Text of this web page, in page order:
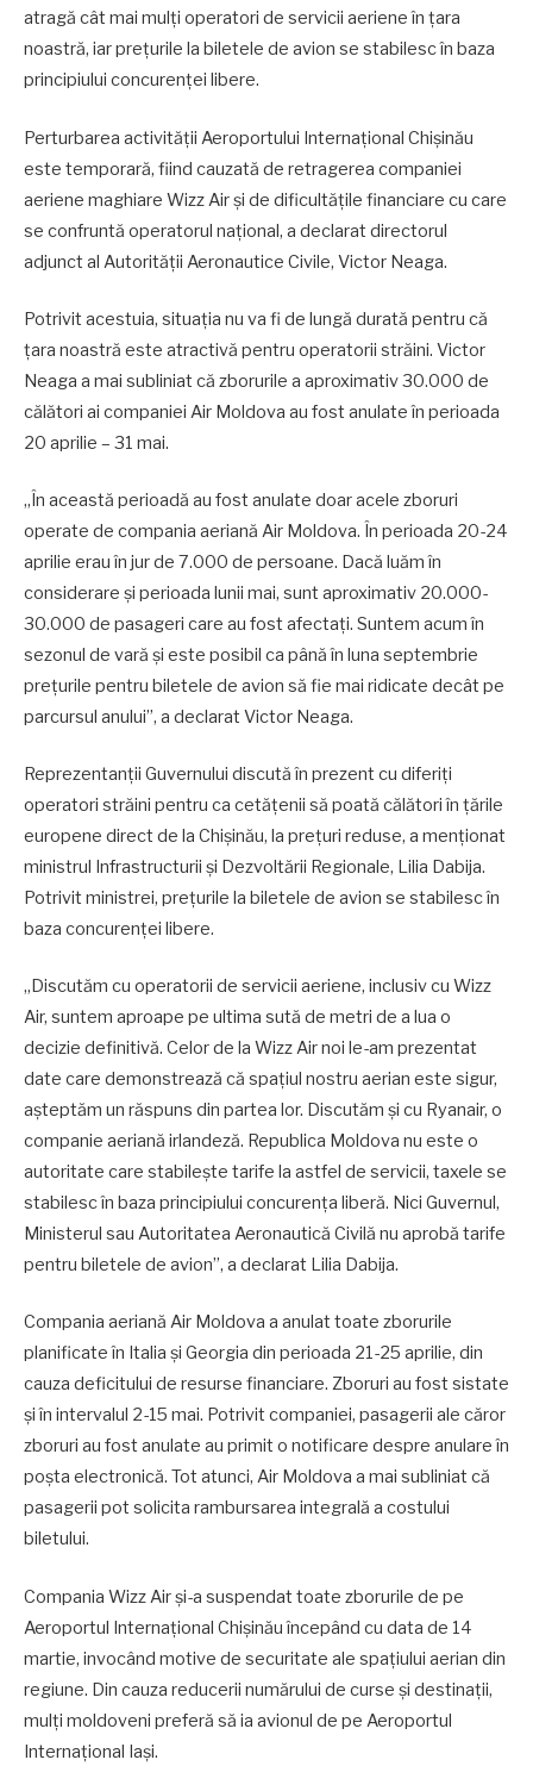
atragă cât mai mulți operatori de servicii aeriene în țara
noastră, iar prețurile la biletele de avion se stabilesc în baza
principiului concurenței libere.
Perturbarea activității Aeroportului Internațional Chișinău
este temporară, fiind cauzată de retragerea companiei
aeriene maghiare Wizz Air și de dificultățile financiare cu care
se confruntă operatorul național, a declarat directorul
adjunct al Autorității Aeronautice Civile, Victor Neaga.
Potrivit acestuia, situația nu va fi de lungă durată pentru că
țara noastră este atractivă pentru operatorii străini. Victor
Neaga a mai subliniat că zborurile a aproximativ 30.000 de
călători ai companiei Air Moldova au fost anulate în perioada
20 aprilie – 31 mai.
„În această perioadă au fost anulate doar acele zboruri
operate de compania aeriană Air Moldova. În perioada 20-24
aprilie erau în jur de 7.000 de persoane. Dacă luăm în
considerare și perioada lunii mai, sunt aproximativ 20.000-
30.000 de pasageri care au fost afectați. Suntem acum în
sezonul de vară și este posibil ca până în luna septembrie
prețurile pentru biletele de avion să fie mai ridicate decât pe
parcursul anului”, a declarat Victor Neaga.
Reprezentanții Guvernului discută în prezent cu diferiți
operatori străini pentru ca cetățenii să poată călători în țările
europene direct de la Chișinău, la prețuri reduse, a menționat
ministrul Infrastructurii și Dezvoltării Regionale, Lilia Dabija.
Potrivit ministrei, prețurile la biletele de avion se stabilesc în
baza concurenței libere.
„Discutăm cu operatorii de servicii aeriene, inclusiv cu Wizz
Air, suntem aproape pe ultima sută de metri de a lua o
decizie definitivă. Celor de la Wizz Air noi le-am prezentat
date care demonstrează că spațiul nostru aerian este sigur,
așteptăm un răspuns din partea lor. Discutăm și cu Ryanair, o
companie aeriană irlandeză. Republica Moldova nu este o
autoritate care stabilește tarife la astfel de servicii, taxele se
stabilesc în baza principiului concurența liberă. Nici Guvernul,
Ministerul sau Autoritatea Aeronautică Civilă nu aprobă tarife
pentru biletele de avion”, a declarat Lilia Dabija.
Compania aeriană Air Moldova a anulat toate zborurile
planificate în Italia și Georgia din perioada 21-25 aprilie, din
cauza deficitului de resurse financiare. Zboruri au fost sistate
și în intervalul 2-15 mai. Potrivit companiei, pasagerii ale căror
zboruri au fost anulate au primit o notificare despre anulare în
poșta electronică. Tot atunci, Air Moldova a mai subliniat că
pasagerii pot solicita rambursarea integrală a costului
biletului.
Compania Wizz Air și-a suspendat toate zborurile de pe
Aeroportul Internațional Chișinău începând cu data de 14
martie, invocând motive de securitate ale spațiului aerian din
regiune. Din cauza reducerii numărului de curse și destinații,
mulți moldoveni preferă să ia avionul de pe Aeroportul
Internațional Iași.